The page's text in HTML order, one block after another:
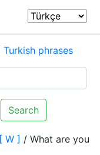
Turkish phrases
Search
[ W ] / What are you